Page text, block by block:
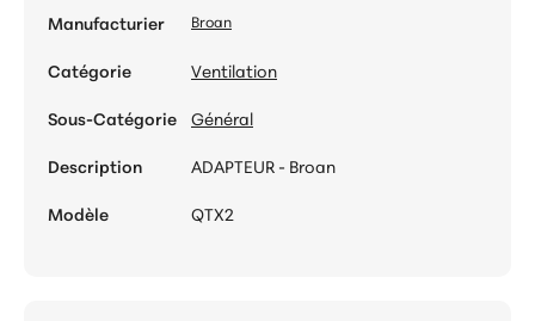
Manufacturier Broan
Catégorie
Ventilation
Sous-Catégorie Général
Description
ADAPTEUR - Broan
Modèle
QTX2